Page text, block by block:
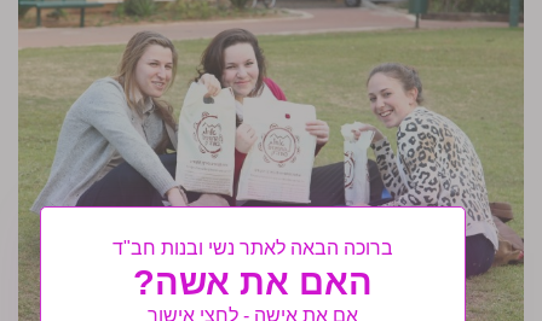
ברוכה הבאה לאתר נשי ובנות חב"ד
האם את אשה?
אם את אישה - לחצי אישור